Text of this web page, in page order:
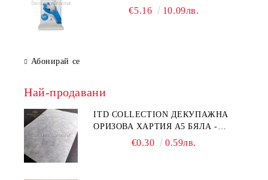
€5.16 10.09лв.
Абонирай се
Най-продавани
ITD COLLECTION ДЕКУПАЖНА
ОРИЗОВА ХАРТИЯ А5 БЯЛА -
€0.30 0.59лв.